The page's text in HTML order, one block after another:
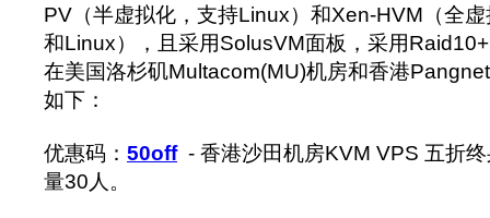
PV（半虚拟化，支持Linux）和Xen-HVM（全
和Linux），且采用SolusVM面板，采用
在美国洛杉矶Multacom(MU)机房和香港
如下：
优惠码： 50off- 香港沙田机房KVM VPS 五折
量30人。